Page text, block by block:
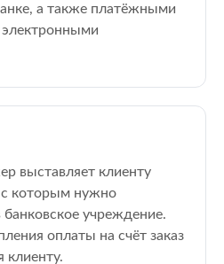
а также платёжными
выставляет клиенту
с которым нужно
банковское учреждение.
оплаты на счёт заказ
клиенту.